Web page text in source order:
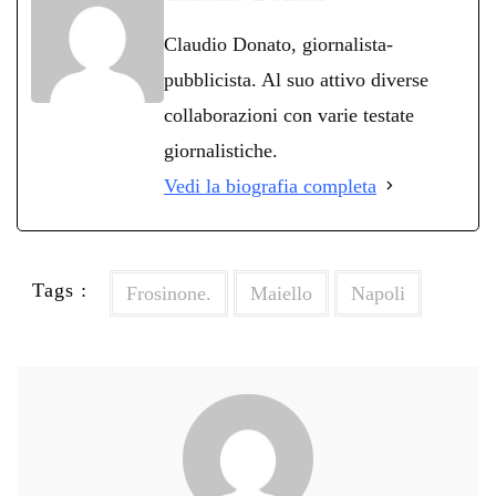
ok r
pp m
di
Claudio Donato, giornalista-
pubblicista. Al suo attivo diverse
collaborazioni con varie testate
giornalistiche.
Vedi la biografia completa
Tags : Frosinone. Maiello Napoli